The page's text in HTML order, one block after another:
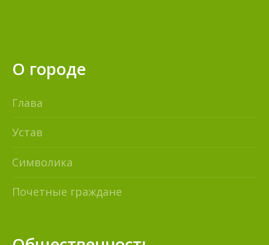
О городе
Глава
Устав
Символика
Почетные граждане